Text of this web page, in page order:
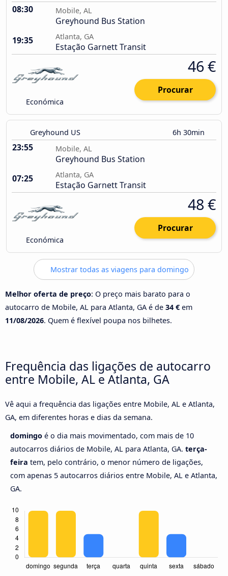
08:30 Mobile, AL
Greyhound Bus Station
19:35
Atlanta, GA
Estação Garnett Transit
Económica
46 €
Procurar
Greyhound US 6h 30min
23:55 Mobile, AL
Greyhound Bus Station
07:25
Atlanta, GA
Estação Garnett Transit
Económica
48 €
Procurar
Mostrar todas as viagens para domingo
Melhor oferta de preço: O preço mais barato para o
autocarro de Mobile, AL para Atlanta, GA é de 34 € em
11/08/2026. Quem é flexível poupa nos bilhetes.
Frequência das ligações de autocarro
entre Mobile, AL e Atlanta, GA
Vê aqui a frequência das ligações entre Mobile, AL e Atlanta,
GA, em diferentes horas e dias da semana.
domingo é o dia mais movimentado, com mais de 10
autocarros diários de Mobile, AL para Atlanta, GA. terça-
feira tem, pelo contrário, o menor número de ligações,
com apenas 5 autocarros diários entre Mobile, AL e Atlanta,
GA.